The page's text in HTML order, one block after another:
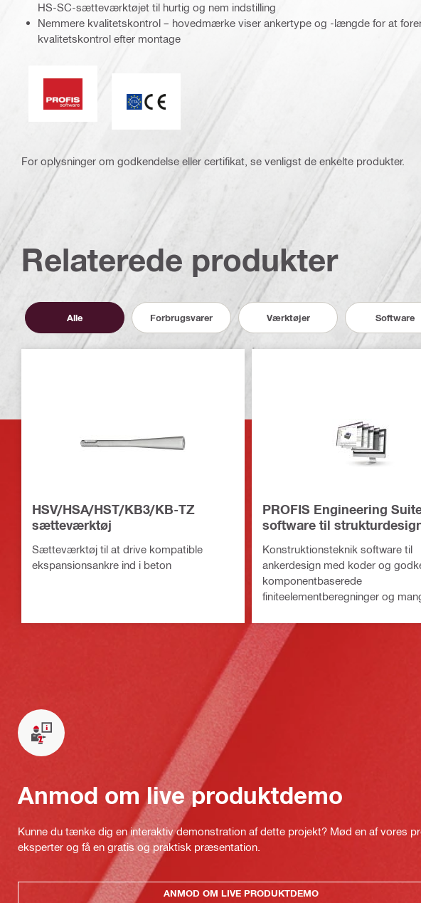
HS-SC-sætteværktøjet til hurtig og nem indstilling
Nemmere kvalitetskontrol – hovedmærke viser ankertype og -længde for at
kvalitetskontrol efter montage
PROFIS-software
For oplysninger om godkendelse eller certifikat, se venligst de enkelte produkter.
Relaterede produkter
Alle Forbrugsvarer Værktøjer Software
HSV/HSA/HST/KB3/KB-TZ
sætteværktøj
Sætteværktøj til at drive kompatible
ekspansionsankre ind i beton
PROFIS Engineering
software til
Konstruktionsteknik software til
ankerdesign med koder og
komponentbaserede
finiteelementberegninger og
Anmod om live produktdemo
Kunne du tænke dig en interaktiv demonstration af dette projekt? Mød en af vores
eksperter og få en gratis og praktisk præsentation.
ANMOD OM LIVE PRODUKTDEMO